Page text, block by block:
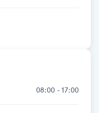
08:00 - 17:00